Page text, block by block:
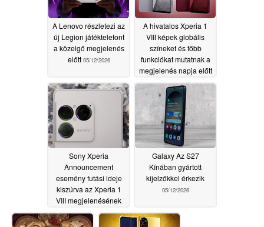
A Lenovo részletezi az
új Legion játéktelefont
a közelgő megjelenés
előtt 05/12/2026
A hivatalos Xperia 1
VIII képek globális
színeket és főbb
funkciókat mutatnak a
megjelenés napja előtt
05/12/2026
Sony Xperia
Announcement
esemény futási ideje
kiszúrva az Xperia 1
VIII megjelenésének
előestéjén
05/12/2026
Galaxy Az S27
Kínában gyártott
kijelzőkkel érkezik
05/12/2026